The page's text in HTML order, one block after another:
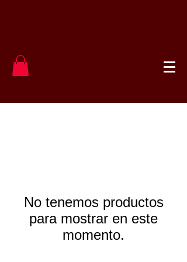
No tenemos productos
para mostrar en este
momento.